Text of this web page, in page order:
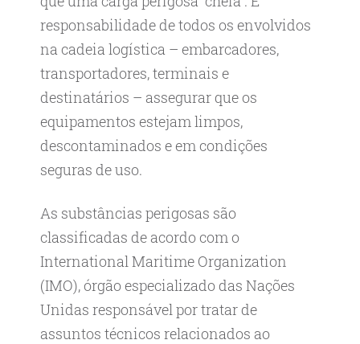
responsabilidade de todos os envolvidos
na cadeia logística – embarcadores,
transportadores, terminais e
destinatários – assegurar que os
equipamentos estejam limpos,
descontaminados e em condições
seguras de uso.
As substâncias perigosas são
classificadas de acordo com o
International Maritime Organization
(IMO), órgão especializado das Nações
Unidas responsável por tratar de
assuntos técnicos relacionados ao